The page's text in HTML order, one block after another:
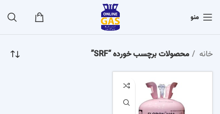
منو
خانه محصولات برچسب خورده “SRF”